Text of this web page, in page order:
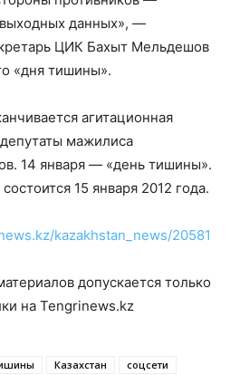
выходных данных», —
ЦИК Бахыт Мельдешов
«дня тишины».
агитационная
мажилиса
14 января — «день тишины».
15 января 2012 года.
kazakhstan_news/20581
допускается только
на Tengrinews.kz
Казахстан
соцсети